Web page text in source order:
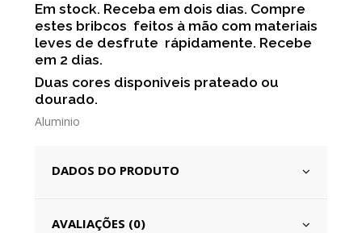
Em stock. Receba em dois dias. Compre
estes bribcos feitos à mão com materiais
leves de desfrute rápidamente. Recebe
em 2 dias.
Duas cores disponiveis prateado ou
dourado.
Aluminio
DADOS DO PRODUTO
AVALIAÇÕES (0)